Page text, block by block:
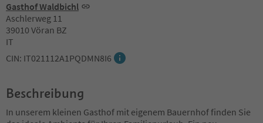
Gasthof Waldbichl
Aschlerweg 11
39010 Vöran BZ
IT
CIN: IT021112A1PQDMN8I6
Beschreibung
In unserem kleinen Gasthof mit eigenem Bauernhof finden Sie